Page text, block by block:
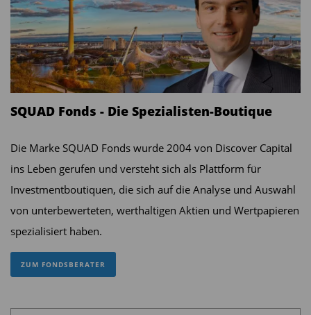
SQUAD Fonds - Die Spezialisten-Boutique
Die Marke SQUAD Fonds wurde 2004 von Discover Capital
ins Leben gerufen und versteht sich als Plattform für
Investmentboutiquen, die sich auf die Analyse und Auswahl
von unterbewerteten, werthaltigen Aktien und Wertpapieren
spezialisiert haben.
ZUM FONDSBERATER